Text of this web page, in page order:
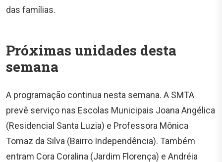
das famílias.
Próximas unidades desta
semana
A programação continua nesta semana. A SMTA
prevê serviço nas Escolas Municipais Joana Angélica
(Residencial Santa Luzia) e Professora Mônica
Tomaz da Silva (Bairro Independência). Também
entram Cora Coralina (Jardim Florença) e Andréia